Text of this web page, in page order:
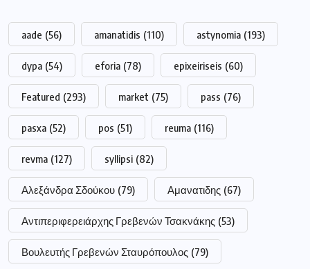
aade (56) amanatidis (110) astynomia (193)
dypa (54) eforia (78) epixeiriseis (60)
Featured (293) market (75) pass (76)
pasxa (52) pos (51) reuma (116)
revma (127) syllipsi (82)
Αλεξάνδρα Σδούκου (79) Αμανατιδης (67)
Αντιπεριφερειάρχης Γρεβενών Τσακνάκης (53)
Βουλευτής Γρεβενών Σταυρόπουλος (79)